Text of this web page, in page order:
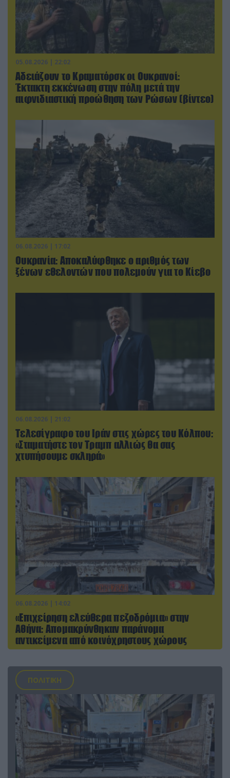
05.08.2026 | 22:02
Αδειάζουν το Κραματόρσκ οι Ουκρανοί:
Έκτακτη εκκένωση στην πόλη μετά την
αιφνιδιαστική προώθηση των Ρώσων (βίντεο)
06.08.2026 | 17:02
Ουκρανία: Αποκαλύφθηκε ο αριθμός των
ξένων εθελοντών που πολεμούν για το Κίεβο
06.08.2026 | 21:02
Τελεσίγραφο του Ιράν στις χώρες του Κόλπου:
«Σταματήστε τον Τραμπ αλλιώς θα σας
χτυπήσουμε σκληρά»
06.08.2026 | 14:02
«Επιχείρηση ελεύθερα πεζοδρόμια» στην
Αθήνα: Απομακρύνθηκαν παράνομα
αντικείμενα από κοινόχρηστους χώρους
ΠΟΛΙΤΙΚΗ